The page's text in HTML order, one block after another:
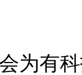
有科